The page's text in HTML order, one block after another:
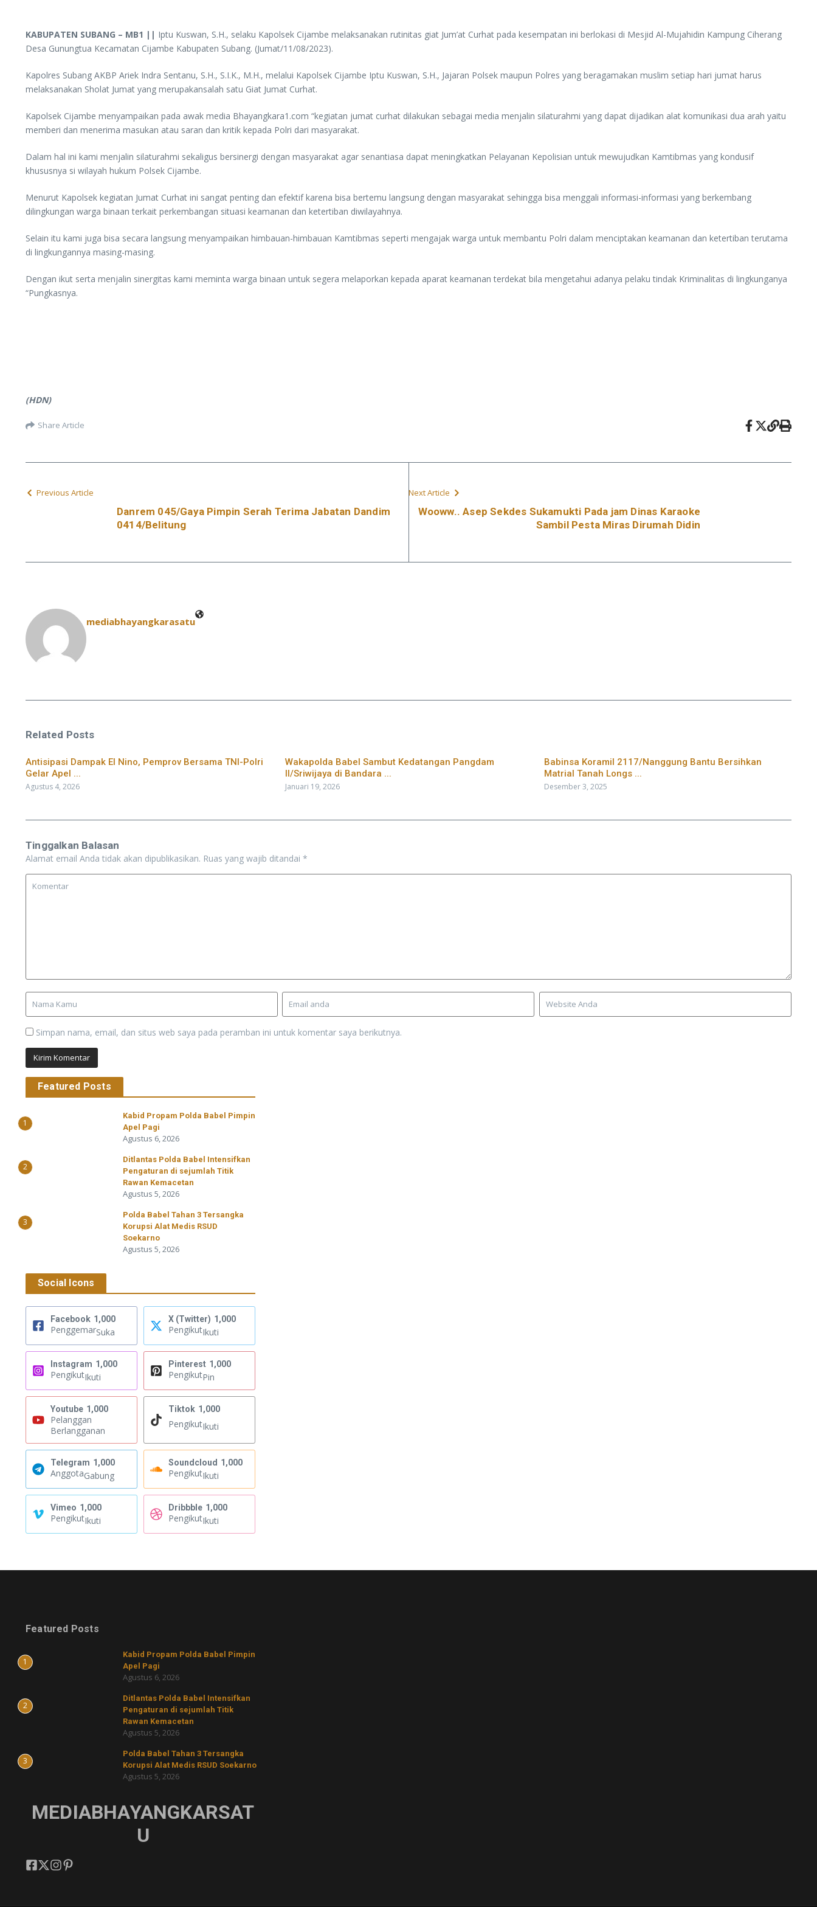
KABUPATEN SUBANG – MB1 || Iptu Kuswan, S.H., selaku Kapolsek Cijambe melaksanakan rutinitas giat Jum’at Curhat pada kesempatan ini berlokasi di Mesjid Al-Mujahidin Kampung Ciherang
Desa Gunungtua Kecamatan Cijambe Kabupaten Subang. (Jumat/11/08/2023).
Kapolres Subang AKBP Ariek Indra Sentanu, S.H., S.I.K., M.H., melalui Kapolsek Cijambe Iptu Kuswan, S.H., Jajaran Polsek maupun Polres yang beragamakan muslim setiap hari jumat harus
melaksanakan Sholat Jumat yang merupakansalah satu Giat Jumat Curhat.
Kapolsek Cijambe menyampaikan pada awak media Bhayangkara1.com “kegiatan jumat curhat dilakukan sebagai media menjalin silaturahmi yang dapat dijadikan alat komunikasi dua arah yaitu
memberi dan menerima masukan atau saran dan kritik kepada Polri dari masyarakat.
Dalam hal ini kami menjalin silaturahmi sekaligus bersinergi dengan masyarakat agar senantiasa dapat meningkatkan Pelayanan Kepolisian untuk mewujudkan Kamtibmas yang kondusif
khususnya si wilayah hukum Polsek Cijambe.
Menurut Kapolsek kegiatan Jumat Curhat ini sangat penting dan efektif karena bisa bertemu langsung dengan masyarakat sehingga bisa menggali informasi-informasi yang berkembang
dilingkungan warga binaan terkait perkembangan situasi keamanan dan ketertiban diwilayahnya.
Selain itu kami juga bisa secara langsung menyampaikan himbauan-himbauan Kamtibmas seperti mengajak warga untuk membantu Polri dalam menciptakan keamanan dan ketertiban terutama
di lingkungannya masing-masing.
Dengan ikut serta menjalin sinergitas kami meminta warga binaan untuk segera melaporkan kepada aparat keamanan terdekat bila mengetahui adanya pelaku tindak Kriminalitas di lingkunganya
“Pungkasnya.
(HDN)
Share Article
Previous Article
Danrem 045/Gaya Pimpin Serah Terima Jabatan Dandim
0414/Belitung
Next Article
Wooww.. Asep Sekdes Sukamukti Pada jam Dinas Karaoke
Sambil Pesta Miras Dirumah Didin
mediabhayangkarasatu
Related Posts
​Antisipasi Dampak El Nino, Pemprov Bersama TNI-Polri
Gelar Apel ...
Agustus 4, 2026
Wakapolda Babel Sambut Kedatangan Pangdam
II/Sriwijaya di Bandara ...
Januari 19, 2026
Babinsa Koramil 2117/Nanggung Bantu Bersihkan
Matrial Tanah Longs ...
Desember 3, 2025
Tinggalkan Balasan
Alamat email Anda tidak akan dipublikasikan. Ruas yang wajib ditandai *
Simpan nama, email, dan situs web saya pada peramban ini untuk komentar saya berikutnya.
Featured Posts
1
Kabid Propam Polda Babel Pimpin
Apel Pagi
Agustus 6, 2026
2
Ditlantas Polda Babel Intensifkan
Pengaturan di sejumlah Titik
Rawan Kemacetan
Agustus 5, 2026
3
Polda Babel Tahan 3 Tersangka
Korupsi Alat Medis RSUD
Soekarno
Agustus 5, 2026
Social Icons
Facebook 1,000
PenggemarSuka
X (Twitter) 1,000
PengikutIkuti
Instagram 1,000
PengikutIkuti
Pinterest 1,000
PengikutPin
Youtube 1,000
Pelanggan
Berlangganan
Tiktok 1,000
PengikutIkuti
Telegram 1,000
AnggotaGabung
Soundcloud 1,000
PengikutIkuti
Vimeo 1,000
PengikutIkuti
Dribbble 1,000
PengikutIkuti
Featured Posts
1
Kabid Propam Polda Babel Pimpin
Apel Pagi
Agustus 6, 2026
2
Ditlantas Polda Babel Intensifkan
Pengaturan di sejumlah Titik
Rawan Kemacetan
Agustus 5, 2026
3
Polda Babel Tahan 3 Tersangka
Korupsi Alat Medis RSUD Soekarno
Agustus 5, 2026
MEDIABHAYANGKARSAT
U